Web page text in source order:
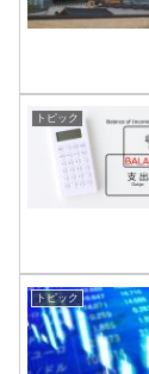
トピック
トピック